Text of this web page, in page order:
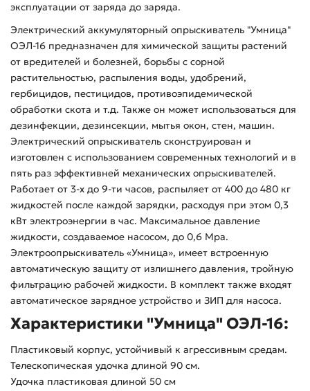
эксплуатации от заряда до заряда.
Электрический аккумуляторный опрыскиватель "Умница"
ОЭЛ-16 предназначен для химической защиты растений
от вредителей и болезней, борьбы с сорной
растительностью, распыления воды, удобрений,
гербицидов, пестицидов, противоэпидемической
обработки скота и т.д. Также он может использоваться для
дезинфекции, дезинсекции, мытья окон, стен, машин.
Электрический опрыскиватель сконструирован и
изготовлен с использованием современных технологий и в
пять раз эффективней механических опрыскивателей.
Работает от 3-х до 9-ти часов, распыляет от 400 до 480 кг
жидкостей после каждой зарядки, расходуя при этом 0,3
кВт электроэнергии в час. Максимальное давление
жидкости, создаваемое насосом, до 0,6 Mpa.
Электроопрыскиватель «Умница», имеет встроенную
автоматическую защиту от излишнего давления, тройную
фильтрацию рабочей жидкости. В комплект также входят
автоматическое зарядное устройство и ЗИП для насоса.
Характеристики "Умница" ОЭЛ-16:
Пластиковый корпус, устойчивый к агрессивным средам.
Телескопическая удочка длиной 90 см.
Удочка пластиковая длиной 50 см